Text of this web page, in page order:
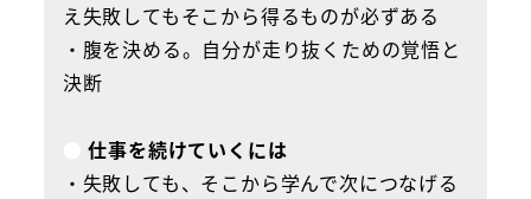
え失敗してもそこから得るものが必ずある
・腹を決める。自分が走り抜くための覚悟と
決断
仕事を続けていくには
・失敗しても、そこから学んで次につなげる